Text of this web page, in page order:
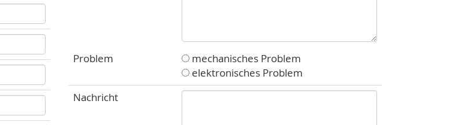
Problem
mechanisches Problem
elektronisches Problem
Nachricht